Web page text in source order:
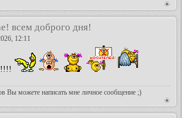
всем доброго дня!
12:11
Вы можете написать мне личное сообщение ;)